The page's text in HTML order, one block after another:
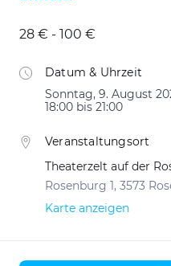
28 € - 100 €
Datum & Uhrzeit
Sonntag, 9. August
18:00 bis 21:00
Veranstaltungsort
Theaterzelt auf der
Rosenburg 1, 3573
Karte anzeigen